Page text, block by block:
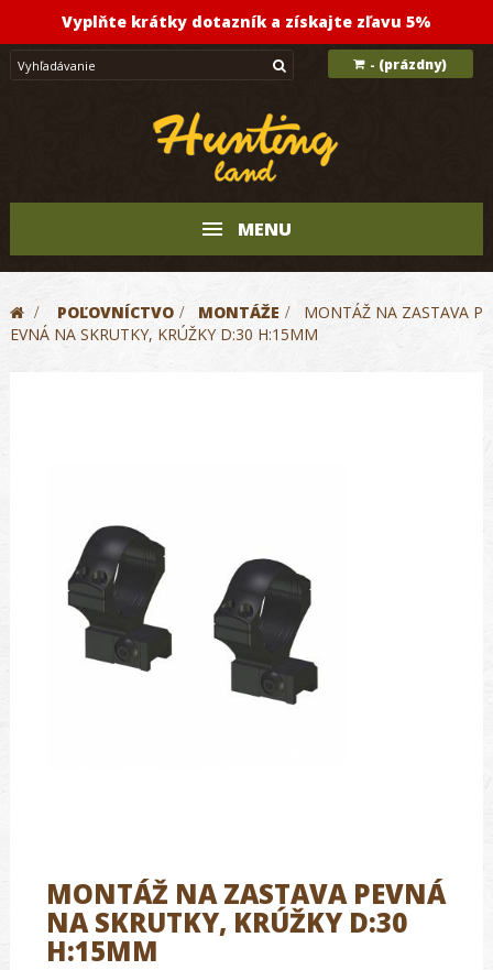
Vyplňte krátky dotazník a získajte zľavu 5%
- (prázdny)
MENU
> POĽOVNÍCTVO > MONTÁŽE >
MONTÁŽ NA ZASTAVA P
EVNÁ NA SKRUTKY, KRÚŽKY D:30 H:15MM
MONTÁŽ NA ZASTAVA PEVNÁ
NA SKRUTKY, KRÚŽKY D:30
H:15MM